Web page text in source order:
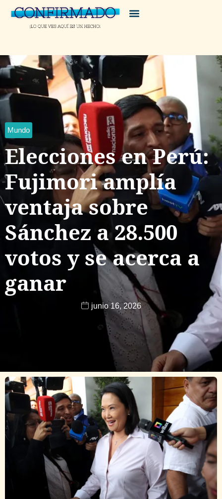
Mundo
Elecciones en Perú:
Fujimori amplía
ventaja sobre
Sánchez a 28.500
votos y se acerca a
ganar
junio 16, 2026